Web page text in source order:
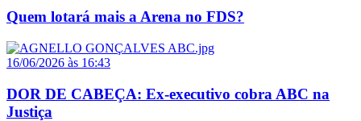
Quem lotará mais a Arena no FDS?
16/06/2026 às 16:43
DOR DE CABEÇA: Ex-executivo cobra ABC na
Justiça